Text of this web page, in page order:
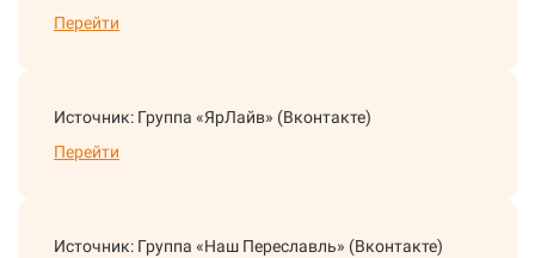
Перейти
Источник: Группа «ЯрЛайв» (Вконтакте)
Перейти
Источник: Группа «Наш Переславль» (Вконтакте)